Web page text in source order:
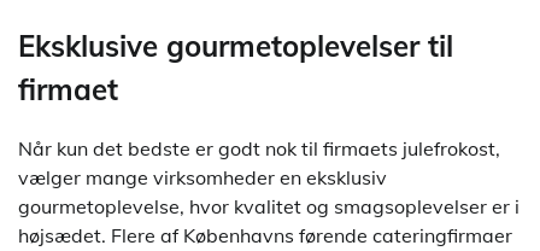
Eksklusive gourmetoplevelser til
firmaet
Når kun det bedste er godt nok til firmaets julefrokost,
vælger mange virksomheder en eksklusiv
gourmetoplevelse, hvor kvalitet og smagsoplevelser er i
højsædet. Flere af Københavns førende cateringfirmaer